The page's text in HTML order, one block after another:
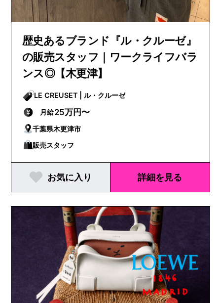
歴史あるブランド『ル・クルーゼ』
の販売スタッフ｜ワークライフバラ
ンス◎【木更津】
LE CREUSET | ル・クルーゼ
月給25万円〜
千葉県木更津市
販売スタッフ
お気に入り 詳細を見る